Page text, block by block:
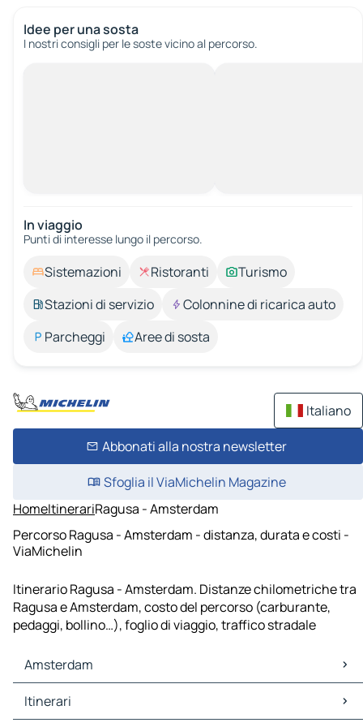
Idee per una sosta
I nostri consigli per le soste vicino al percorso.
In viaggio
Punti di interesse lungo il percorso.
Sistemazioni Ristoranti
Turismo
Stazioni di servizio
Colonnine di ricarica auto
Parcheggi
Aree di sosta
Italiano
Abbonati alla nostra newsletter
Sfoglia il ViaMichelin Magazine
HomeItinerariRagusa - Amsterdam
Percorso Ragusa - Amsterdam - distanza, durata e costi -
ViaMichelin
Itinerario Ragusa - Amsterdam. Distanze chilometriche tra
Ragusa e Amsterdam, costo del percorso (carburante,
pedaggi, bollino…), foglio di viaggio, traffico stradale
Amsterdam
Amsterdam Mappe Piantine
Amsterdam Traffico
Itinerari